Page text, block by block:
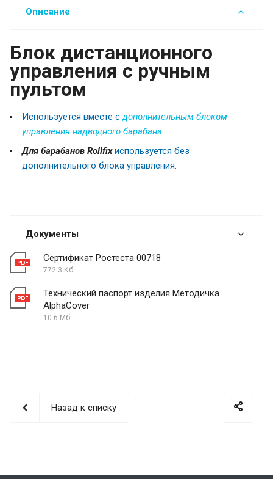
Описание
Блок дистанционного
управления с ручным
пультом
Используется вместе сдополнительным блоком
управления надводного барабана.
Для барабанов Rollfixиспользуется без
дополнительного блока управления.
Документы
Сертификат Ростеста 00718
772.3 Кб
Технический паспорт изделия Методичка
AlphaCover
10.6 Мб
Назад к списку